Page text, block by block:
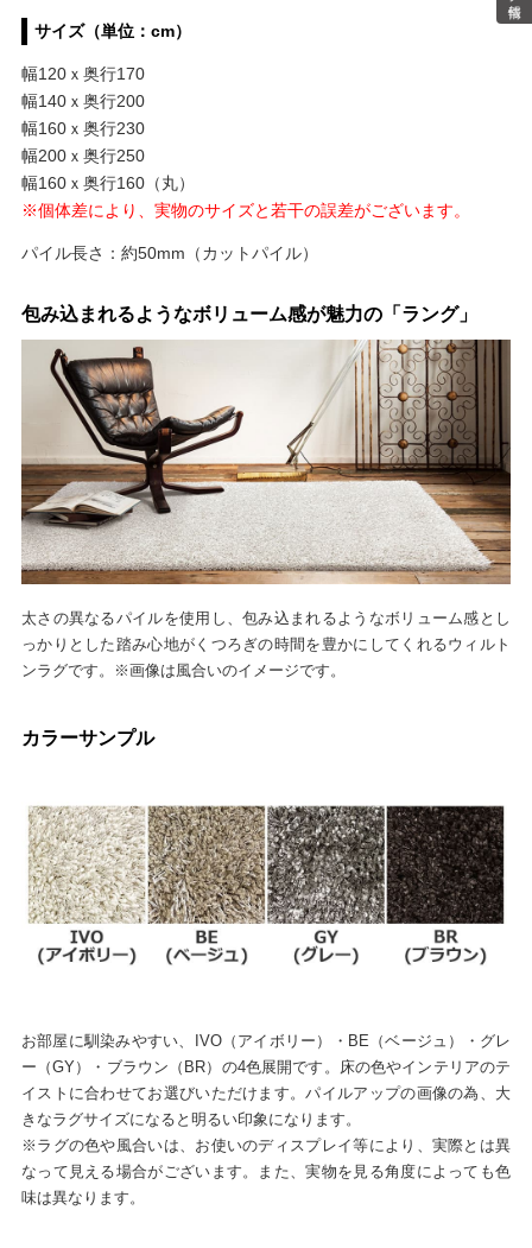
サイズ（単位：cm）
幅120ｘ奥行170
幅140ｘ奥行200
幅160ｘ奥行230
幅200ｘ奥行250
幅160ｘ奥行160（丸）
※個体差により、実物のサイズと若干の誤差がございます。
パイル長さ：約50mm（カットパイル）
包み込まれるようなボリューム感が魅力の「ラング」
太さの異なるパイルを使用し、包み込まれるようなボリューム感とし
っかりとした踏み心地がくつろぎの時間を豊かにしてくれるウィルト
ンラグです。※画像は風合いのイメージです。
カラーサンプル
お部屋に馴染みやすい、IVO（アイボリー）・BE（ベージュ）・グレ
ー（GY）・ブラウン（BR）の4色展開です。床の色やインテリアのテ
イストに合わせてお選びいただけます。パイルアップの画像の為、大
きなラグサイズになると明るい印象になります。
※ラグの色や風合いは、お使いのディスプレイ等により、実際とは異
なって見える場合がございます。また、実物を見る角度によっても色
味は異なります。